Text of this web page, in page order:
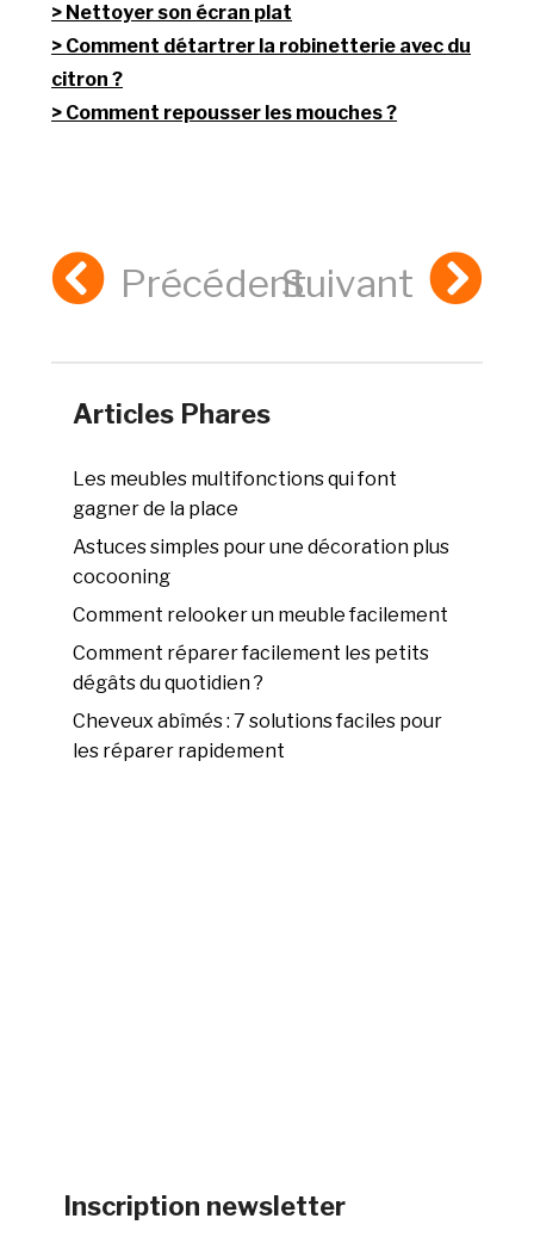
Nettoyer son écran plat
Comment détartrer la robinetterie avec du
citron ?
Comment repousser les mouches ?
PrécédentSuivant
Articles Phares
Les meubles multifonctions qui font
gagner de la place
Astuces simples pour une décoration plus
cocooning
Comment relooker un meuble facilement
Comment réparer facilement les petits
dégâts du quotidien ?
Cheveux abîmés : 7 solutions faciles pour
les réparer rapidement
Inscription newsletter